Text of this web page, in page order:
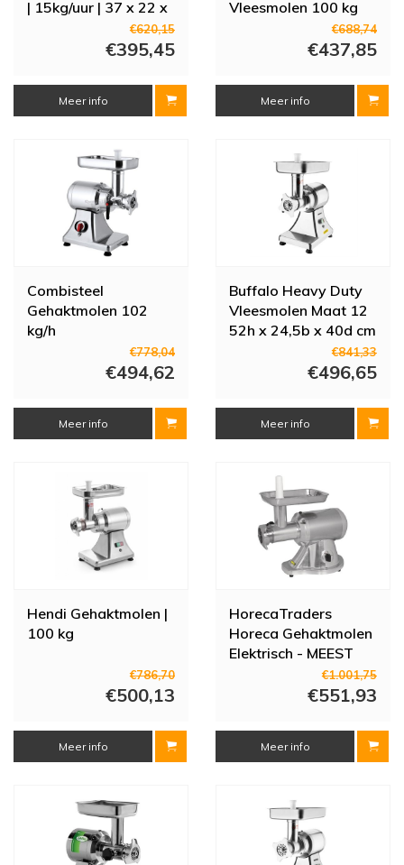
| 15kg/uur | 37 x 22 x
€620,15
€395,45
Meer info
Vleesmolen 100 kg
€688,74
€437,85
Meer info
Combisteel
Gehaktmolen 102
kg/h
€778,04
€494,62
Meer info
Buffalo Heavy Duty
Vleesmolen Maat 12
52h x 24,5b x 40d cm
€841,33
€496,65
Meer info
Hendi Gehaktmolen |
100 kg
€786,70
€500,13
Meer info
HorecaTraders
Horeca Gehaktmolen
Elektrisch - MEEST
€1.001,75
€551,93
Meer info